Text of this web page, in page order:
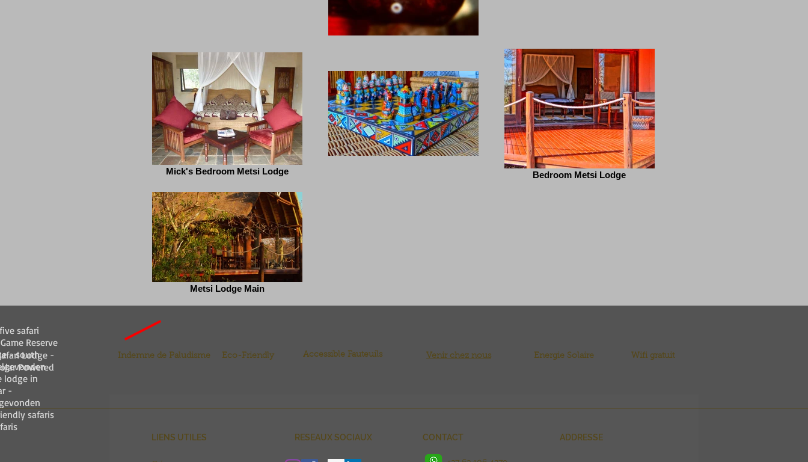
Mick's Bedroom Metsi Lodge Bedroom Metsi Lodge
Metsi Lodge Main
safari
Reserve
- south
lodge in
-
safaris
Indemne de Paludisme Eco-Friendly Venir chez nous Energie Solaire Wifi gratuit
LIENS UTILES RESEAUX SOCIAUX CONTACT ADDRESSE
Lodge -
Powered
Accessible Fauteuils